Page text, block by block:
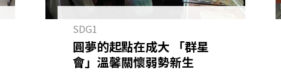
SDG1
圓夢的起點在成大 「群星
會」溫馨關懷弱勢新生